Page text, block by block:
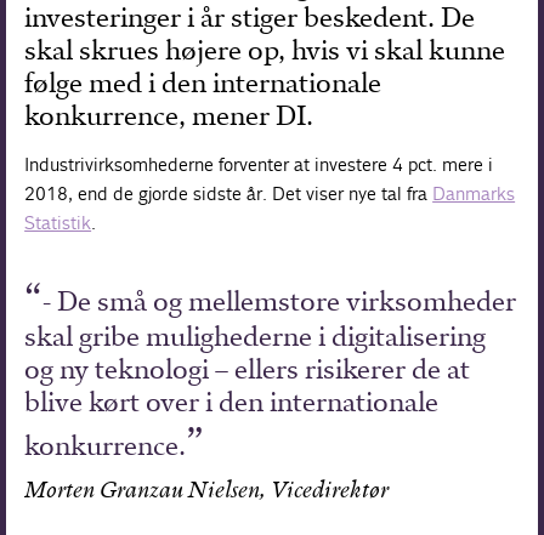
investeringer i år stiger beskedent. De
skal skrues højere op, hvis vi skal kunne
følge med i den internationale
konkurrence, mener DI.
Industrivirksomhederne forventer at investere 4 pct. mere i
2018, end de gjorde sidste år. Det viser nye tal fra Danmarks
Statistik
- De små og mellemstore virksomheder
skal gribe mulighederne i digitalisering
og ny teknologi – ellers risikerer de at
blive kørt over i den internationale
konkurrence.
Morten Granzau Nielsen, Vicedirektør